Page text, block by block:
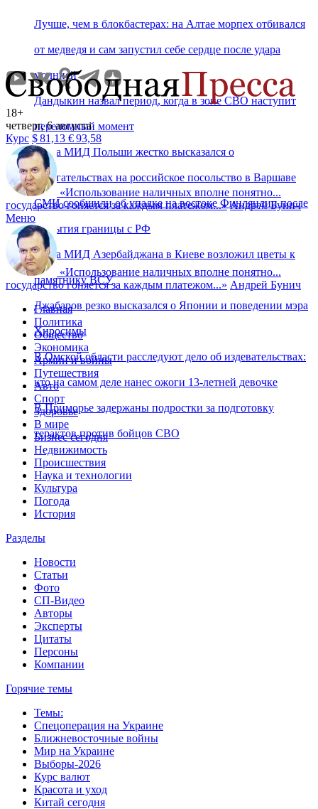
Лучше, чем в блокбастерах: на Алтае морпех отбивался
от медведя и сам запустил себе сердце после удара
молнией
Дандыкин назвал период, когда в зоне СВО наступит
переломный момент
Глава МИД Польши жестко высказался о
посягательствах на российское посольство в Варшаве
СМИ сообщили об упадке на востоке Финляндии после
закрытия границы с РФ
Глава МИД Азербайджана в Киеве возложил цветы к
памятнику ВСУ
Джабаров резко высказался о Японии и поведении мэра
Хиросимы
В Омской области расследуют дело об издевательствах:
кто на самом деле нанес ожоги 13-летней девочке
В Приморье задержаны подростки за подготовку
терактов против бойцов СВО
18+
четверг, 6 августа
Курс $81,13 €93,58
«Использование наличных вполне понятно...
государство гоняется за каждым платежом...» Андрей Бунич
Меню
«Использование наличных вполне понятно...
государство гоняется за каждым платежом...» Андрей Бунич
Главная
Политика
Общество
Экономика
Армии и войны
Путешествия
Авто
Спорт
Здоровье
В мире
Бизнес сегодня
Недвижимость
Происшествия
Наука и технологии
Культура
Погода
История
Разделы
Новости
Статьи
Фото
СП-Видео
Авторы
Эксперты
Цитаты
Персоны
Компании
Горячие темы
Темы:
Спецоперация на Украине
Ближневосточные войны
Мир на Украине
Выборы-2026
Курс валют
Красота и уход
Китай сегодня